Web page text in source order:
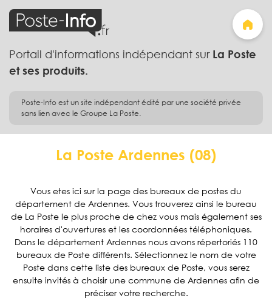
Portail d'informations indépendant sur La Poste
et ses produits.
Poste-Info est un site indépendant édité par une société privée
sans lien avec le Groupe La Poste.
La Poste Ardennes (08)
Vous etes ici sur la page des bureaux de postes du
département de Ardennes. Vous trouverez ainsi le bureau
de La Poste le plus proche de chez vous mais également ses
horaires d'ouvertures et les coordonnées téléphoniques.
Dans le département Ardennes nous avons répertoriés 110
bureaux de Poste différents. Sélectionnez le nom de votre
Poste dans cette liste des bureaux de Poste, vous serez
ensuite invités à choisir une commune de Ardennes afin de
préciser votre recherche.